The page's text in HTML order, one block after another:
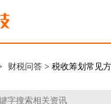
财税问答 > 税收筹划常见